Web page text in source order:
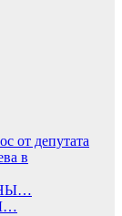
от депутата
в